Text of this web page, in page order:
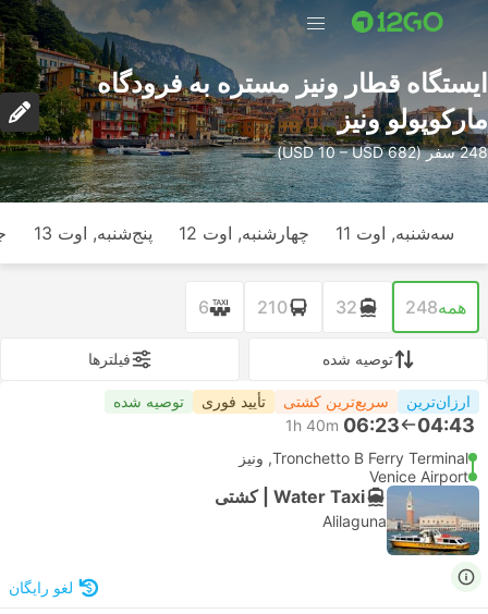
ایستگاه قطار ونیز مستره به فرودگاه
مارکوپولو ونیز
248 سفر (USD 10 – USD 682)
سه‌شنبه, اوت 11 چهارشنبه, اوت 12 پنج‌شنبه, اوت 13
همه248
32
210
6
توصیه شده فیلتر‌ها
ارزان‌ترین سریع‌ترین کشتی تأیید فوری توصیه شده
04:43
06:23
1h 40m
Tronchetto B Ferry Terminal, ونیز
Venice Airport
Water Taxi | کشتی
Alilaguna
لغو رایگان